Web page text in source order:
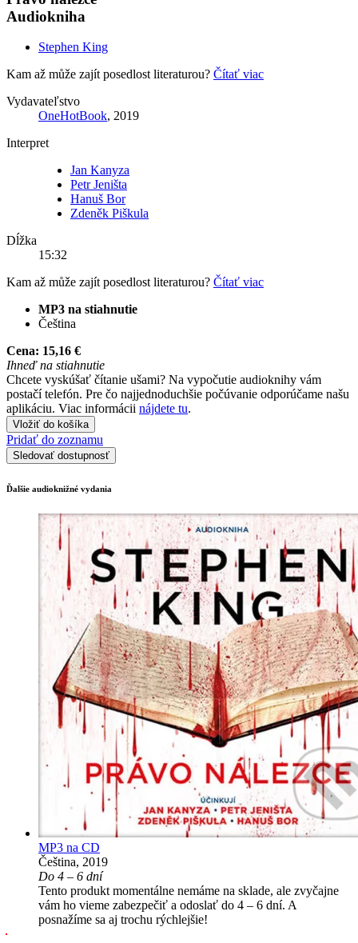
Audiokniha
Stephen King
Kam až může zajít posedlost literaturou? Čítať viac
Vydavateľstvo
OneHotBook, 2019
Interpret
Jan Kanyza
Petr Jeništa
Hanuš Bor
Zdeněk Piškula
Dĺžka
15:32
Kam až může zajít posedlost literaturou? Čítať viac
MP3 na stiahnutie
Čeština
Cena: 15,16 €
Ihneď na stiahnutie
Chcete vyskúšať čítanie ušami? Na vypočutie audioknihy vám
postačí telefón. Pre čo najjednoduchšie počúvanie odporúčame našu
aplikáciu. Viac informácii nájdete tu.
Vložiť do košíka
Pridať do zoznamu
Sledovať dostupnosť
Ďalšie audioknižné vydania
MP3 na CD
Čeština, 2019
Do 4 – 6 dní
Tento produkt momentálne nemáme na sklade, ale zvyčajne
vám ho vieme zabezpečiť a odoslať do 4 – 6 dní. A
posnažíme sa aj trochu rýchlejšie!